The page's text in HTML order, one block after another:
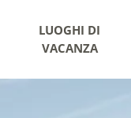
LUOGHI DI
VACANZA